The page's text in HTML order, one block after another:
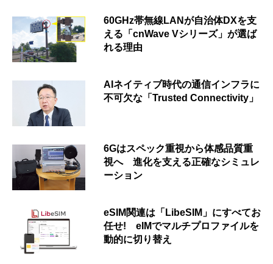
60GHz帯無線LANが自治体DXを支
える「cnWave Vシリーズ」が選ば
れる理由
AIネイティブ時代の通信インフラに
不可欠な「Trusted Connectivity」
6Gはスペック重視から体感品質重
視へ 進化を支える正確なシミュレ
ーション
eSIM関連は「LibeSIM」にすべてお
任せ! eIMでマルチプロファイルを
動的に切り替え